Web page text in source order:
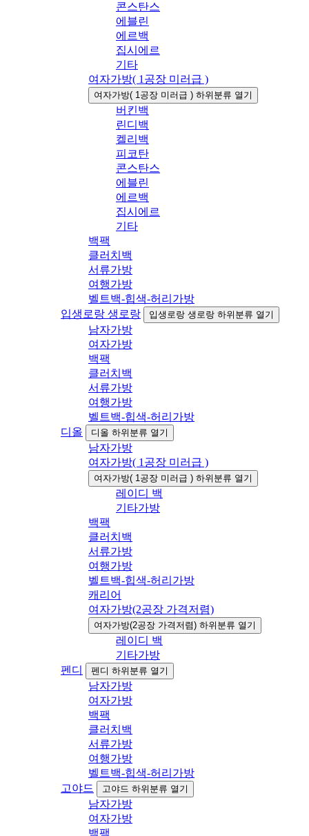
콘스탄스
에블린
에르백
집시에르
기타
여자가방( 1공장 미러급 )
여자가방( 1공장 미러급 ) 하위분류 열기
버킨백
린디백
켈리백
피코탄
콘스탄스
에블린
에르백
집시에르
기타
백팩
클러치백
서류가방
여행가방
벨트백-힙색-허리가방
입생로랑 생로랑
입생로랑 생로랑 하위분류 열기
남자가방
여자가방
백팩
클러치백
서류가방
여행가방
벨트백-힙색-허리가방
디올
디올 하위분류 열기
남자가방
여자가방( 1공장 미러급 )
여자가방( 1공장 미러급 ) 하위분류 열기
레이디 백
기타가방
백팩
클러치백
서류가방
여행가방
벨트백-힙색-허리가방
캐리어
여자가방(2공장 가격저렴)
여자가방(2공장 가격저렴) 하위분류 열기
레이디 백
기타가방
펜디
펜디 하위분류 열기
남자가방
여자가방
백팩
클러치백
서류가방
여행가방
벨트백-힙색-허리가방
고야드
고야드 하위분류 열기
남자가방
여자가방
백팩